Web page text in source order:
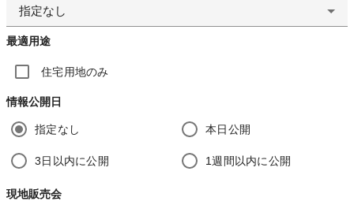
指定なし
最適用途
住宅用地のみ
情報公開日
指定なし 本日公開
3日以内に公開 1週間以内に公開
現地販売会